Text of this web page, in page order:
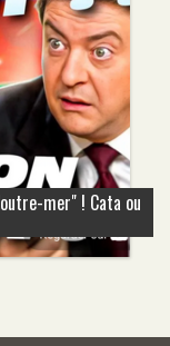
mer" ! Cata ou